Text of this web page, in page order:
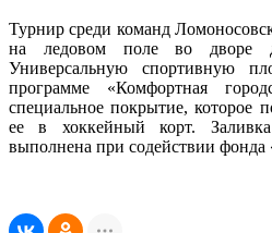
Турнир среди команд
на ледовом поле во
Универсальную спортивную
программе «Комфортная
специальное покрытие, которое
ее в хоккейный корт.
выполнена при содействии